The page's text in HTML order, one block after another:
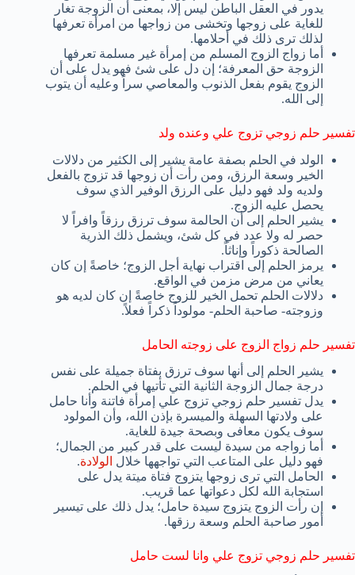
يدور في العقل الباطن ليس إلا، بمعنى أن الزوجة تغار
للغاية على زوجها وتخشى من زواجها من امرأة تعرفها
لذلك ترى ذلك في أحلامها.
أما زواج الزوج المسلم من إمرأة غير مسلمة تعرفها
الزوجة حق المعرفة؛ إن دل على شئ فهو يدل على أن
الزوج يقوم بفعل الذنوب والمعاصي سراً وعليه أن يتوب
إلى الله.
تفسير حلم زوجي تزوج علي وعنده ولد
الولد في الحلم بصفة عامة يشير إلى الكثير من دلالات
الخير وسعة الرزق، ومن رأت أن زوجها قد تزوج بالفعل
ولديه ولد فهو دليل على الرزق الوفير الذي سوف
يحصل عليه الزوج.
يشير الحلم إلى أن الحالمة سوف ترزق رزقاً وافراً لا
حصر له ولا عدد في كل شئ، ويشمل ذلك الذرية
الصالحة ذكوراً وإناثاً.
يرمز الحلم إلى اقتراب نهاية أجل الزوج؛ خاصةً إن كان
يعاني من مرض مزمن في الواقع.
دلالات الحلم تحمل الخير للزوج خاصةً إن كان لديه هو
وزوجته- صاحبة الحلم- مولوداً ذكراً فعلاً.
تفسير حلم زواج الزوج على زوجته الحامل
يشير الحلم إلى أنها سوف ترزق بفتاة جميلة على نفس
درجة جمال الزوجة الثانية التي تأتيها في الحلم.
يدل تفسير حلم زوجي تزوج علي إمرأة فاتنة وأنا حامل
على ولادتها السهلة والميسرة بإذن الله، وأن المولود
سوف يكون معافى وبصحة جيدة للغاية.
أما زواجه من سيدة ليست على قدر كبير من الجمال؛
فهو دليل على المتاعب التي تواجهها خلال الولادة.
الحامل التي ترى زوجها يتزوج فتاة ميتة يدل على
استجابة الله لكل دعواتها عما قريب.
إن رأت الزوج يتزوج سيدة حامل؛ يدل ذلك على تيسير
أمور صاحبة الحلم وسعة رزقها.
تفسير حلم زوجي تزوج علي وانا لست حامل